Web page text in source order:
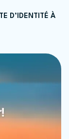
D’IDENTITÉ À